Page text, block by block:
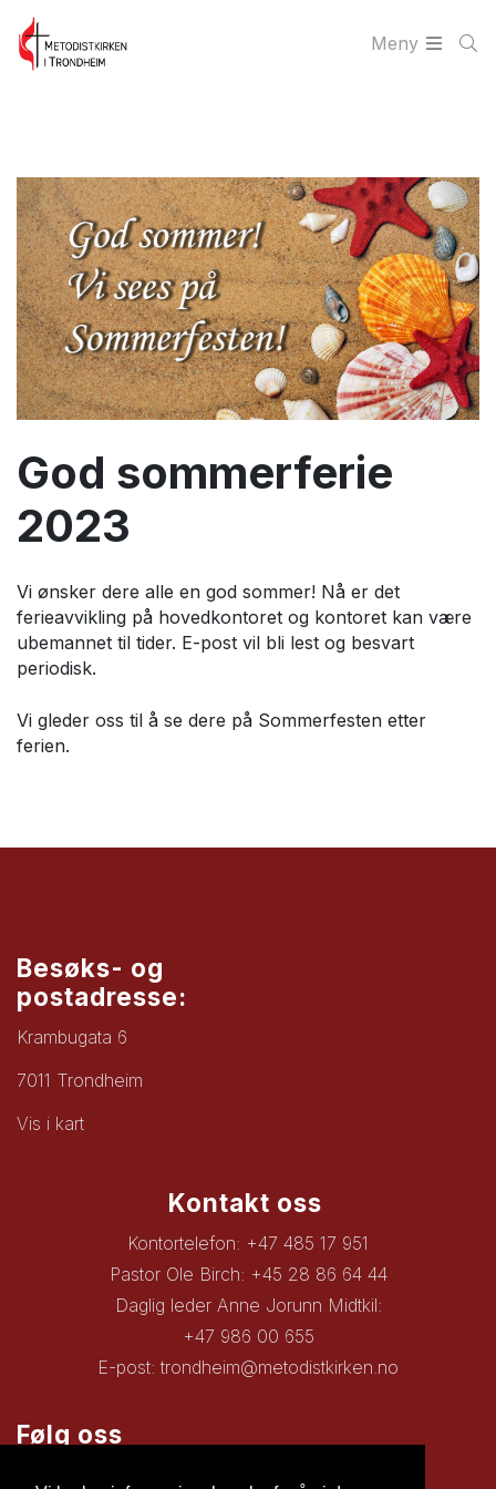
Meny
God sommerferie
2023
Vi ønsker dere alle en god sommer! Nå er det
ferieavvikling på hovedkontoret og kontoret kan være
ubemannet til tider. E-post vil bli lest og besvart
periodisk.
Vi gleder oss til å se dere på Sommerfesten etter
ferien.
Besøks- og
postadresse:
Krambugata 6
7011 Trondheim
Vis i kart
Kontakt oss
Kontortelefon: +47 485 17 951
Pastor Ole Birch: +45 28 86 64 44
Daglig leder Anne Jorunn Midtkil:
+47 986 00 655
E-post:trondheim@metodistkirken.no
Følg oss